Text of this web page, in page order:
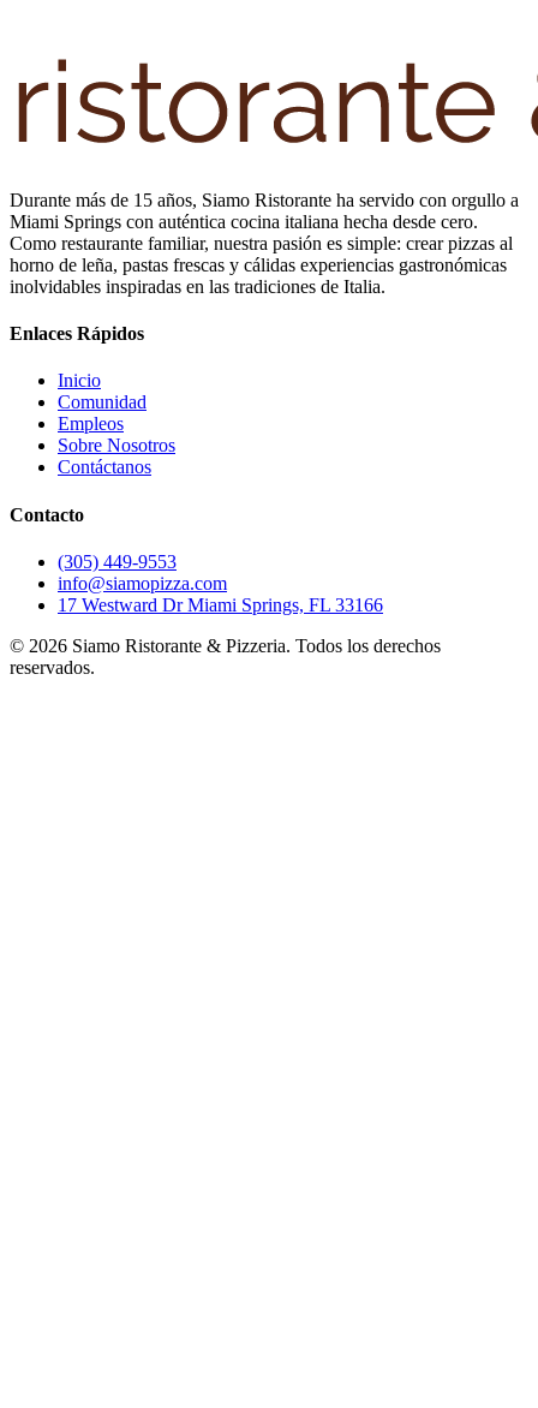
Durante más de 15 años, Siamo Ristorante ha servido con orgullo a
Miami Springs con auténtica cocina italiana hecha desde cero.
Como restaurante familiar, nuestra pasión es simple: crear pizzas al
horno de leña, pastas frescas y cálidas experiencias gastronómicas
inolvidables inspiradas en las tradiciones de Italia.
Enlaces Rápidos
Inicio
Comunidad
Empleos
Sobre Nosotros
Contáctanos
Contacto
(305) 449-9553
info@siamopizza.com
17 Westward Dr Miami Springs, FL 33166
© 2026 Siamo Ristorante & Pizzeria. Todos los derechos
reservados.